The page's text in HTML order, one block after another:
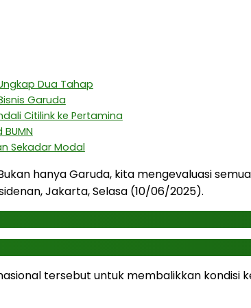
Dua Tahap
Garuda
Citilink ke Pertamina
Sekadar Modal
hanya Garuda, kita mengevaluasi
Jakarta, Selasa (10/06/2025).
tersebut untuk membalikkan